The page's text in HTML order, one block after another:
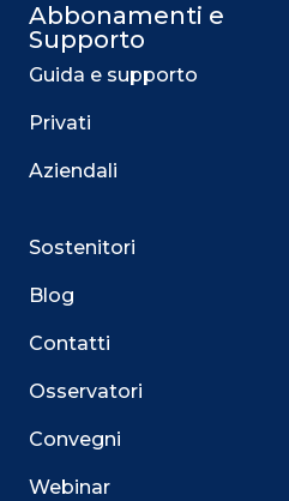
Abbonamenti e
Supporto
Guida e supporto
Privati
Aziendali
Sostenitori
Blog
Contatti
Osservatori
Convegni
Webinar